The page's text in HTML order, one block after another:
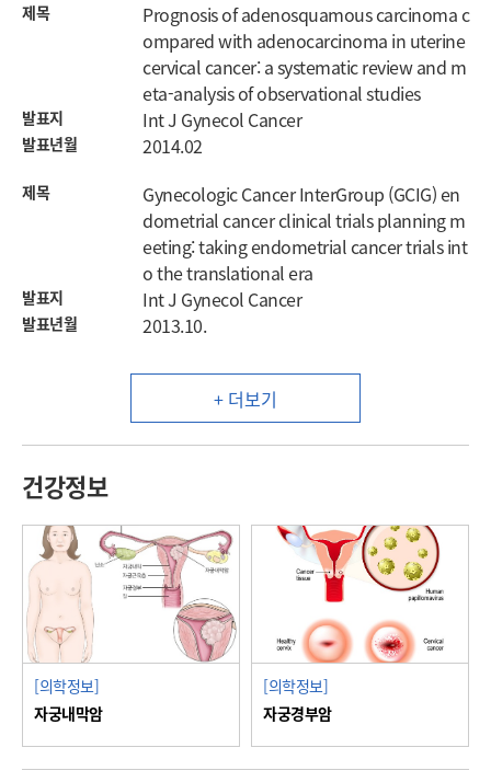
제목
Prognosis of adenosquamous carcinoma c
ompared with adenocarcinoma in uterine
cervical cancer: a systematic review and m
eta-analysis of observational studies
발표지 Int J Gynecol Cancer
발표년월 2014.02
제목
Gynecologic Cancer InterGroup (GCIG) en
dometrial cancer clinical trials planning m
eeting: taking endometrial cancer trials int
o the translational era
발표지 Int J Gynecol Cancer
발표년월 2013.10.
+ 더보기
건강정보
[의학정보]
자궁내막암
[의학정보]
자궁경부암